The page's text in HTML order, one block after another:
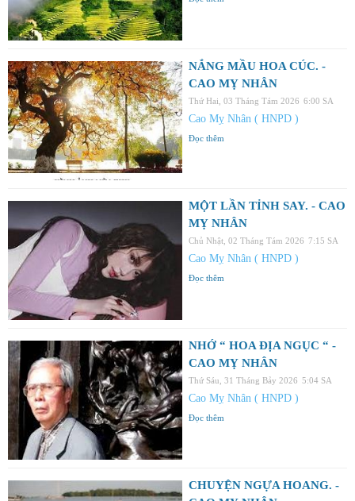
NẮNG MẦU HOA CÚC. -
CAO MỴ NHÂN
Thứ Hai, 03 Tháng Tám 2026 6:00 SA
Cao Mỵ Nhân ( HNPD )
Đọc thêm
MỘT LẦN TỈNH SAY. - CAO
MỴ NHÂN
Chủ Nhật, 02 Tháng Tám 2026 7:15 SA
Cao Mỵ Nhân ( HNPD )
Đọc thêm
NHỚ “ HOA ĐỊA NGỤC “ -
CAO MỴ NHÂN
Thứ Sáu, 31 Tháng Bảy 2026 5:04 SA
Cao Mỵ Nhân ( HNPD )
Đọc thêm
CHUYỆN NGỰA HOANG. -